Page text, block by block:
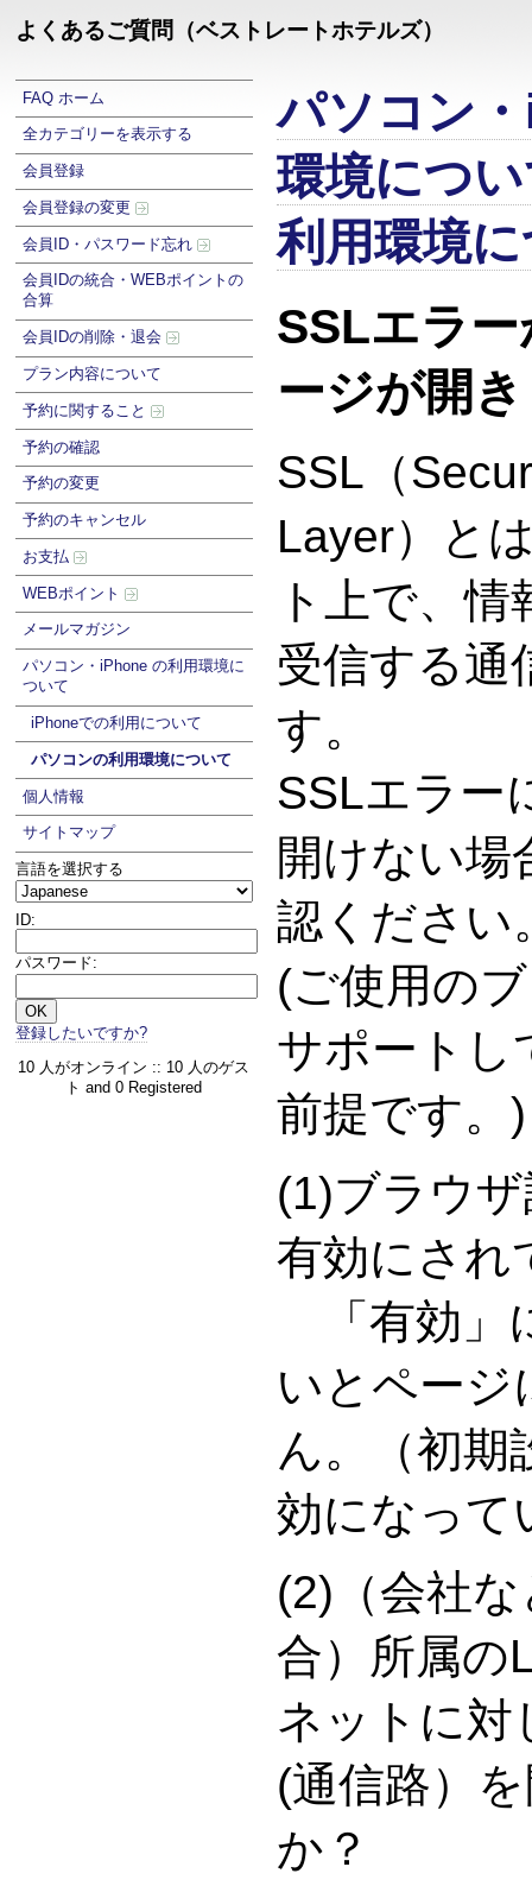
よくあるご質問（ベストレートホテルズ）
FAQ ホーム
全カテゴリーを表示する
会員登録
会員登録の変更
会員ID・パスワード忘れ
会員IDの統合・WEBポイントの
合算
会員IDの削除・退会
プラン内容について
予約に関すること
予約の確認
予約の変更
予約のキャンセル
お支払
WEBポイント
メールマガジン
パソコン・iPhone の利用環境に
ついて
iPhoneでの利用について
パソコンの利用環境について
個人情報
サイトマップ
言語を選択する
ID:
パスワード:
登録したいですか?
10 人がオンライン :: 10 人のゲス
ト and 0 Registered
パソコン
環境につ
利用環境
SSLエラ
ージが開
SSL（
Layer）と
ト上で、
受信する通
す。
SSLエラー
開けない場
認ください
(ご使用の
サポートし
前提です。)
(1)ブラウ
有効にされ
「有効」
いとページ
ん。（初期
効になって
(2)（会社
合）所属の
ネットに対
(通信路）
か？